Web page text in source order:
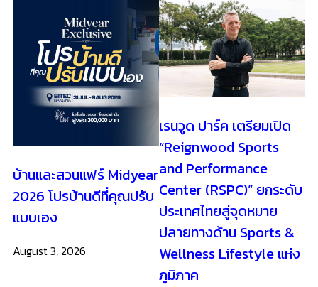
บ้านและสวนแฟร์ Midyear
2026 โปรบ้านดีที่คุณปรับ
แบบเอง
August 3, 2026
เรนวูด ปาร์ค เตรียมเปิด
“Reignwood Sports
and Performance
Center (RSPC)” ยกระดับ
ประเทศไทยสู่จุดหมาย
ปลายทางด้าน Sports &
Wellness Lifestyle แห่ง
ภูมิภาค